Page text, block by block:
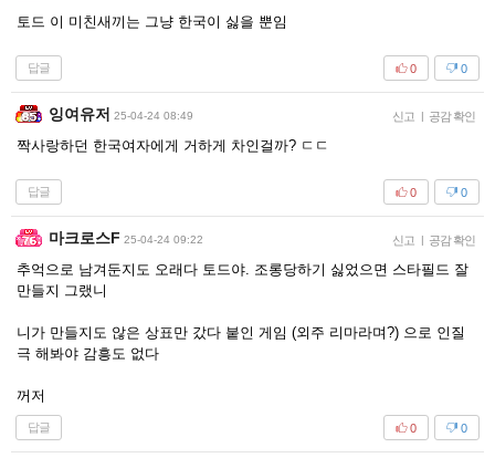
토드 이 미친새끼는 그냥 한국이 싫을 뿐임
답글 0
0
잉여유저 25-04-24 08:49 신고 | 공감 확인
짝사랑하던 한국여자에게 거하게 차인걸까? ㄷㄷ
답글 0
0
마크로스F 25-04-24 09:22 신고 | 공감 확인
추억으로 남겨둔지도 오래다 토드야. 조롱당하기 싫었으면 스타필드 잘
만들지 그랬니
니가 만들지도 않은 상표만 갔다 붙인 게임 (외주 리마라며?) 으로 인질
극 해봐야 감흥도 없다
꺼저
답글 0
0